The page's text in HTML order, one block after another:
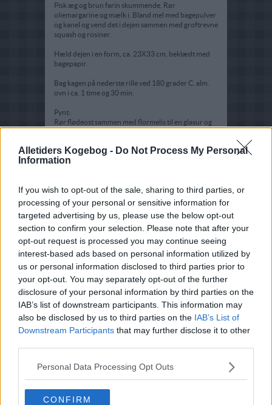
Alletiders Kogebog - Do Not Process My Personal
Information
If you wish to opt-out of the sale, sharing to third parties, or
processing of your personal or sensitive information for
targeted advertising by us, please use the below opt-out
section to confirm your selection. Please note that after your
opt-out request is processed you may continue seeing
interest-based ads based on personal information utilized by
us or personal information disclosed to third parties prior to
your opt-out. You may separately opt-out of the further
disclosure of your personal information by third parties on the
IAB’s list of downstream participants. This information may
also be disclosed by us to third parties on the IAB’s List of
Downstream Participants that may further disclose it to other
Personal Data Processing Opt Outs
CONFIRM
Pisk æg og brun farin skummende. Rør
oliemargarine og mælk i. Bland mel med bagepulver
og kanel og vend det i dejen sammen med groftrevne
squash og rosiner.
Hæld dejen i en form, ca. 23X33 cm, beklædt med
bagepapir.
Bag kagen på nederste rille ved 180 grader C. alm.
ovn i ca. 1 time og 30 min.
Pynt:
Rør flødeost sammen med flormelis til en glasur og
Ret :Kager i form